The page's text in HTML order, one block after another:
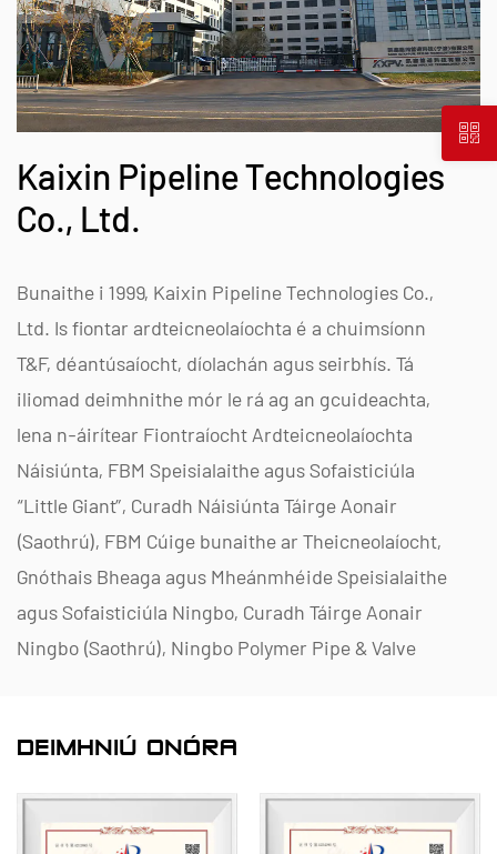
Kaixin Pipeline Technologies
Co., Ltd.
Bunaithe i 1999, Kaixin Pipeline Technologies Co.,
Ltd. Is fiontar ardteicneolaíochta é a chuimsíonn
T&F, déantúsaíocht, díolachán agus seirbhís. Tá
iliomad deimhnithe mór le rá ag an gcuideachta,
lena n-áirítear Fiontraíocht Ardteicneolaíochta
Náisiúnta, FBM Speisialaithe agus Sofaisticiúla
“Little Giant”, Curadh Náisiúnta Táirge Aonair
(Saothrú), FBM Cúige bunaithe ar Theicneolaíocht,
Gnóthais Bheaga agus Mheánmhéide Speisialaithe
agus Sofaisticiúla Ningbo, Curadh Táirge Aonair
Ningbo (Saothrú), Ningbo Polymer Pipe & Valve
Bainistíochta Nuálaíochta Fiontraíochta Ceithre
Speisialtóireacht againn i dtáirgí neamh-
DEIMHNIÚ ONÓRA